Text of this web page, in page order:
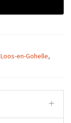
Loos-en-Gohelle,